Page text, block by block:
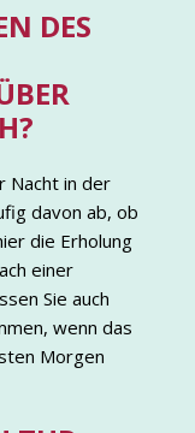
DES
Nacht in der
davon ab, ob
die Erholung
einer
Sie auch
wenn das
Morgen